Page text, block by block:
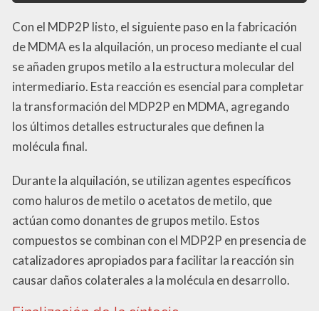
Con el MDP2P listo, el siguiente paso en la fabricación
de MDMA es la alquilación, un proceso mediante el cual
se añaden grupos metilo a la estructura molecular del
intermediario. Esta reacción es esencial para completar
la transformación del MDP2P en MDMA, agregando
los últimos detalles estructurales que definen la
molécula final.
Durante la alquilación, se utilizan agentes específicos
como haluros de metilo o acetatos de metilo, que
actúan como donantes de grupos metilo. Estos
compuestos se combinan con el MDP2P en presencia de
catalizadores apropiados para facilitar la reacción sin
causar daños colaterales a la molécula en desarrollo.